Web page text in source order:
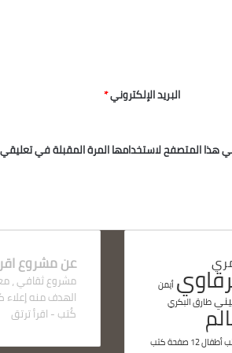
البريد الإلكتروني*
هذا المتصفح لاستخدامها المرة المقبلة في
عن مشروع
مشروع ثقافي ،
الهدف منه إعلاء
كُتب - اقرأ ترتق
أيمن
طارق البكري
12 صفحة
كتب